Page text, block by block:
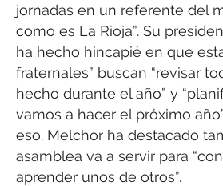
jornadas en un referente del
como es La Rioja”. Su
ha hecho hincapié en que
fraternales” buscan “revisar
hecho durante el año” y
vamos a hacer el próximo
eso. Melchor ha destacado
asamblea va a servir para
aprender unos de otros”.